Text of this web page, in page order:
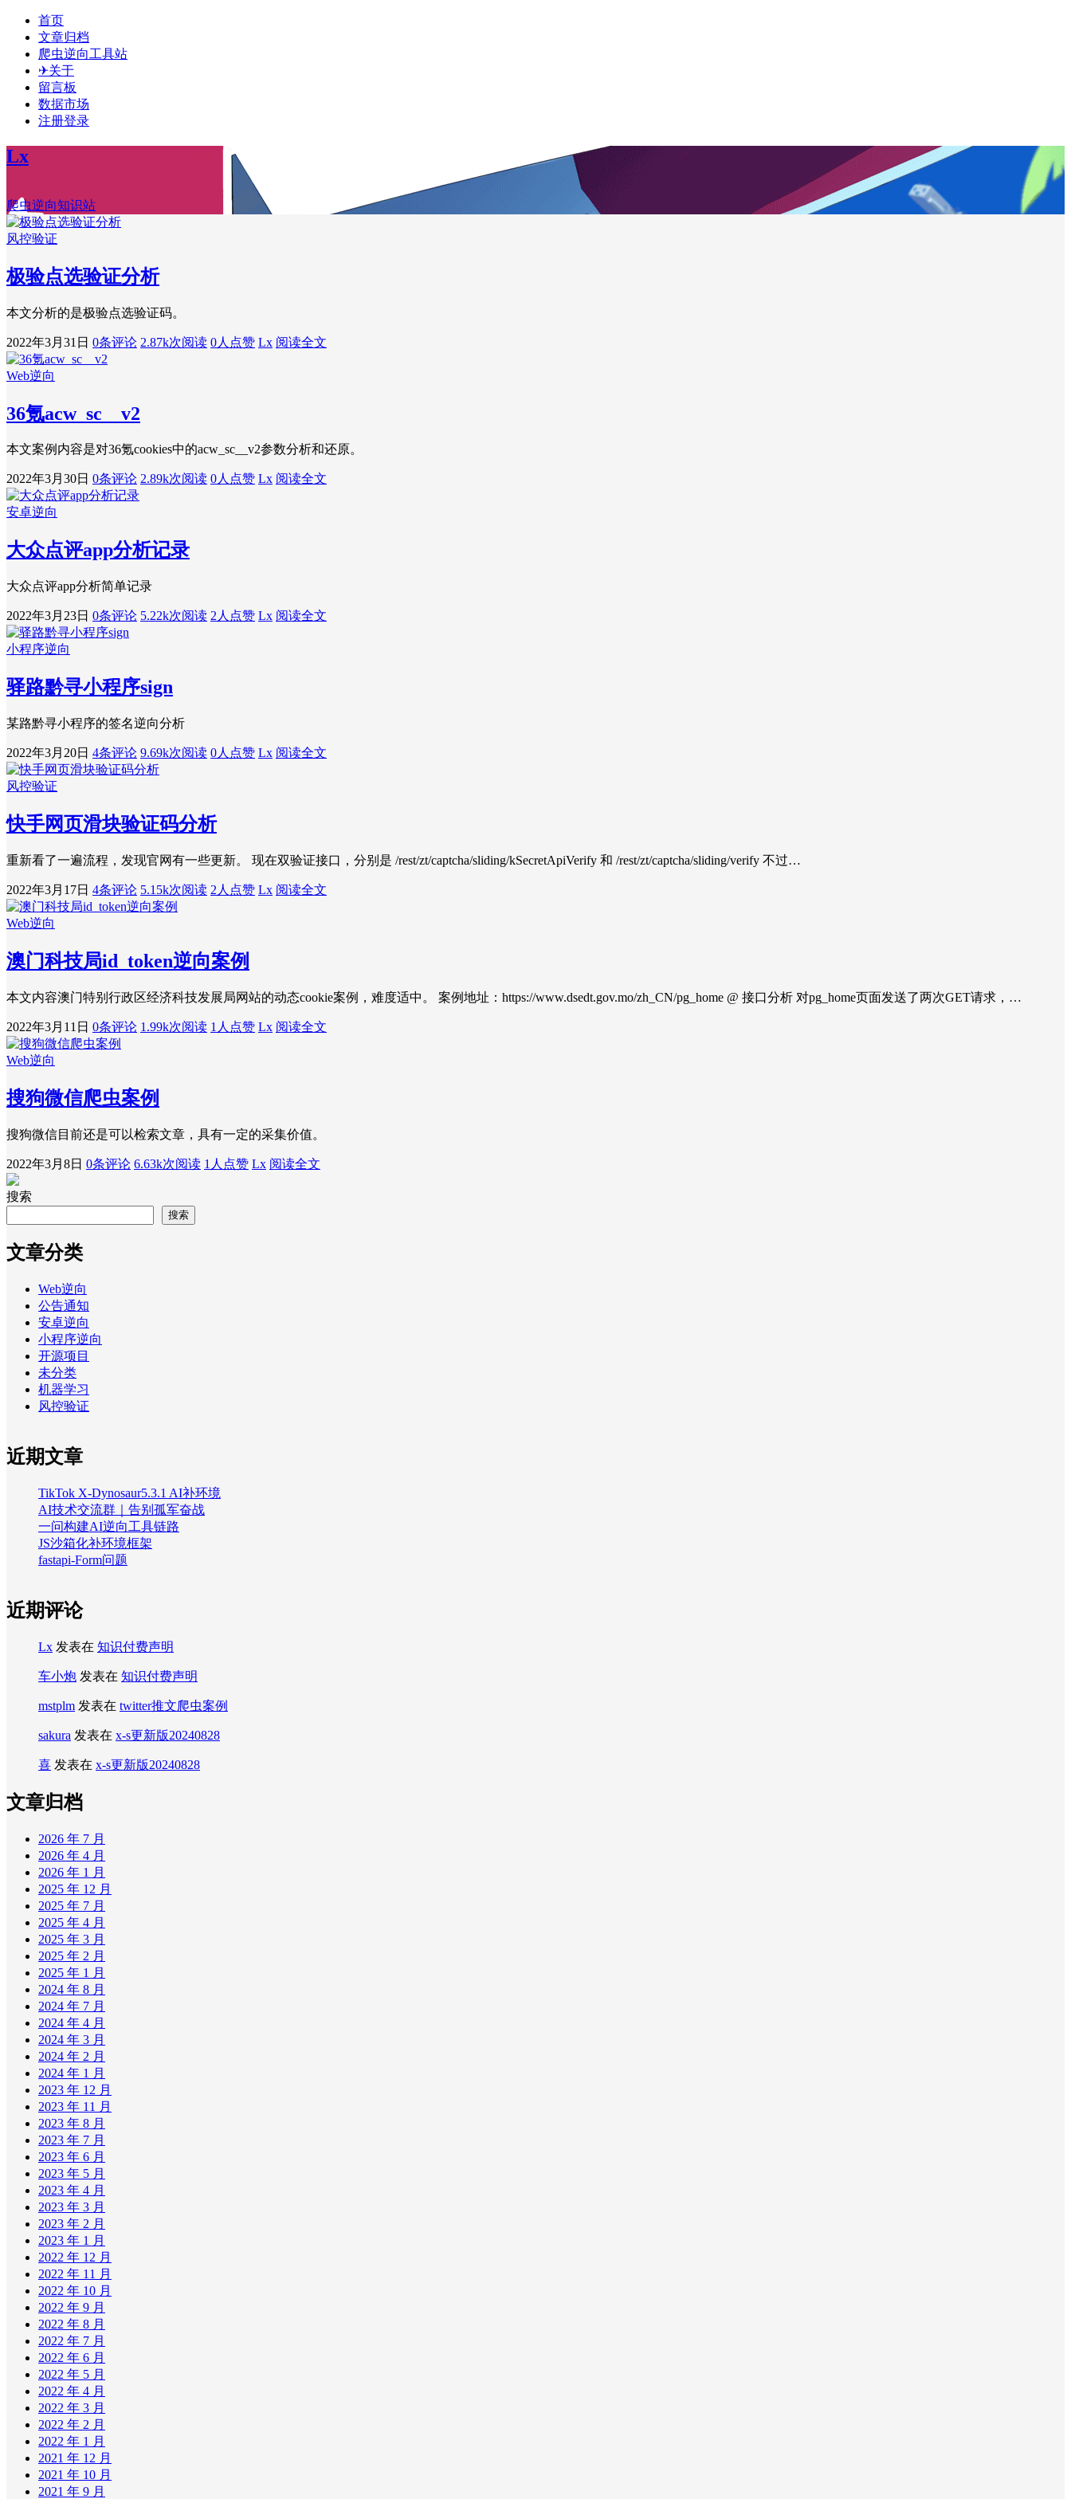
首页
文章归档
爬虫逆向工具站
✈关于
留言板
数据市场
注册登录
Lx
爬虫逆向知识站
风控验证
极验点选验证分析
本文分析的是极验点选验证码。
2022年3月31日 0条评论 2.87k次阅读 0人点赞 Lx 阅读全文
Web逆向
36氪acw_sc__v2
本文案例内容是对36氪cookies中的acw_sc__v2参数分析和还原。
2022年3月30日 0条评论 2.89k次阅读 0人点赞 Lx 阅读全文
安卓逆向
大众点评app分析记录
大众点评app分析简单记录
2022年3月23日 0条评论 5.22k次阅读 2人点赞 Lx 阅读全文
小程序逆向
驿路黔寻小程序sign
某路黔寻小程序的签名逆向分析
2022年3月20日 4条评论 9.69k次阅读 0人点赞 Lx 阅读全文
风控验证
快手网页滑块验证码分析
重新看了一遍流程，发现官网有一些更新。 现在双验证接口，分别是 /rest/zt/captcha/sliding/kSecretApiVerify 和 /rest/zt/captcha/sliding/verify 不过…
2022年3月17日 4条评论 5.15k次阅读 2人点赞 Lx 阅读全文
Web逆向
澳门科技局id_token逆向案例
本文内容澳门特别行政区经济科技发展局网站的动态cookie案例，难度适中。 案例地址：https://www.dsedt.gov.mo/zh_CN/pg_home @ 接口分析 对pg_home页面发送了两次GET请求，…
2022年3月11日 0条评论 1.99k次阅读 1人点赞 Lx 阅读全文
Web逆向
搜狗微信爬虫案例
搜狗微信目前还是可以检索文章，具有一定的采集价值。
2022年3月8日 0条评论 6.63k次阅读 1人点赞 Lx 阅读全文
搜索
搜索
文章分类
Web逆向
公告通知
安卓逆向
小程序逆向
开源项目
未分类
机器学习
风控验证
近期文章
TikTok X-Dynosaur5.3.1 AI补环境
AI技术交流群｜告别孤军奋战
一问构建AI逆向工具链路
JS沙箱化补环境框架
fastapi-Form问题
近期评论
Lx 发表在 知识付费声明
车小炮 发表在 知识付费声明
mstplm 发表在 twitter推文爬虫案例
sakura 发表在 x-s更新版20240828
喜 发表在 x-s更新版20240828
文章归档
2026 年 7 月
2026 年 4 月
2026 年 1 月
2025 年 12 月
2025 年 7 月
2025 年 4 月
2025 年 3 月
2025 年 2 月
2025 年 1 月
2024 年 8 月
2024 年 7 月
2024 年 4 月
2024 年 3 月
2024 年 2 月
2024 年 1 月
2023 年 12 月
2023 年 11 月
2023 年 8 月
2023 年 7 月
2023 年 6 月
2023 年 5 月
2023 年 4 月
2023 年 3 月
2023 年 2 月
2023 年 1 月
2022 年 12 月
2022 年 11 月
2022 年 10 月
2022 年 9 月
2022 年 8 月
2022 年 7 月
2022 年 6 月
2022 年 5 月
2022 年 4 月
2022 年 3 月
2022 年 2 月
2022 年 1 月
2021 年 12 月
2021 年 10 月
2021 年 9 月